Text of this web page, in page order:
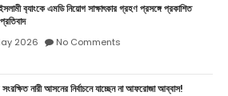
ব‍্যাংকে এমডি নিয়োগ সাক্ষাৎকার গ্রহণ প্রসঙ্গে প্রকাশিত
2026 No Comments
নারী আসনের নির্বাচনে যাচ্ছেন না আফরোজা আব্বাস!